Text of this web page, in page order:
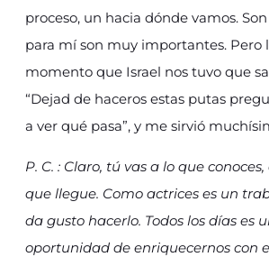
proceso, un hacia dónde vamos.
para mí son muy importantes. Pero
momento que Israel nos tuvo que
“Dejad de haceros estas putas
a ver qué pasa”, y me sirvió
P. C. : Claro, tú vas a lo que
que llegue. Como actrices es un
da gusto hacerlo. Todos los días es
oportunidad de enriquecernos con